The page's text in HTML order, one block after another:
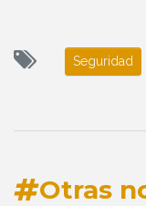
Seguridad
Otras